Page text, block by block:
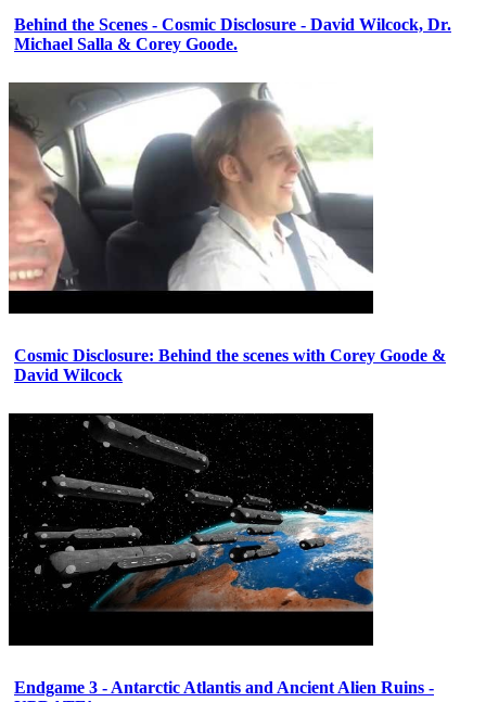
Behind the Scenes - Cosmic Disclosure - David Wilcock, Dr.
Michael Salla & Corey Goode.
Cosmic Disclosure: Behind the scenes with Corey Goode &
David Wilcock
Endgame 3 - Antarctic Atlantis and Ancient Alien Ruins -